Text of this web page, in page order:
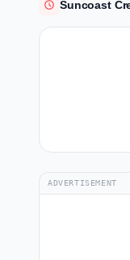
Suncoast
ADVERTISEMENT